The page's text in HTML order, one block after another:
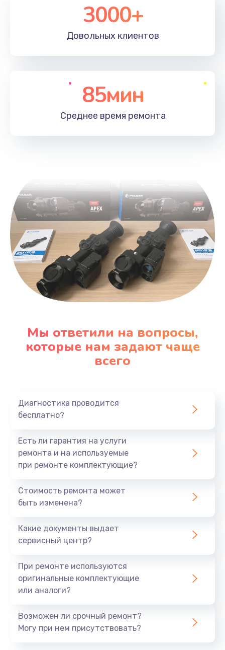
3000+
Довольных клиентов
85мин
Среднее время ремонта
Мы ответили на вопросы,
которые нам задают чаще
всего
Диагностика проводится
бесплатно?
Есть ли гарантия на услуги
ремонта и на используемые
при ремонте комплектующие?
Стоимость ремонта может
быть изменена?
Какие документы выдает
сервисный центр?
При ремонте используются
оригинальные комплектующие
или аналоги?
Возможен ли срочный ремонт?
Могу при нем присутствовать?